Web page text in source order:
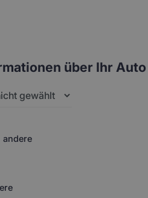
über Ihr
andere